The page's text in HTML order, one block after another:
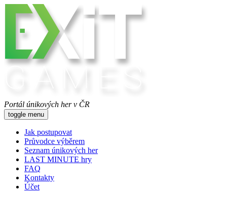
Portál únikových her v ČR
toggle menu
Jak postupovat
Průvodce výběrem
Seznam únikových her
LAST MINUTE hry
FAQ
Kontakty
Účet